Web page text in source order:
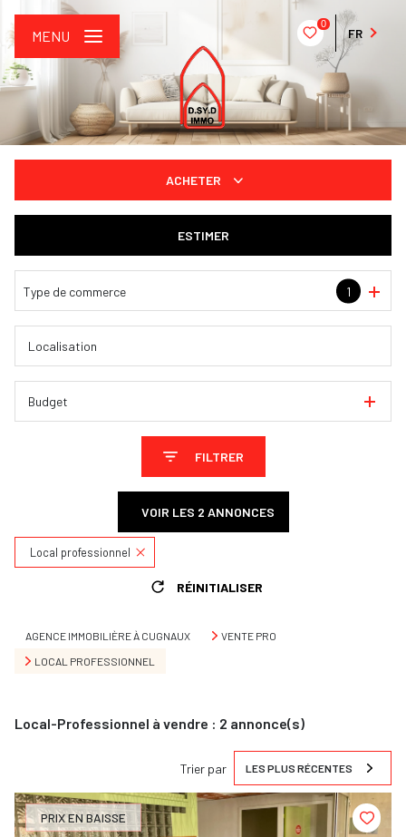
0
FR
MENU
ACHETER
ESTIMER
Type de commerce 1
Budget
FILTRER
VOIR LES 2 ANNONCES
Local professionnel
RÉINITIALISER
AGENCE IMMOBILIÈRE À CUGNAUX
VENTE PRO
LOCAL PROFESSIONNEL
Local-Professionnel à vendre : 2 annonce(s)
Trier par LES PLUS RÉCENTES
PRIX EN BAISSE